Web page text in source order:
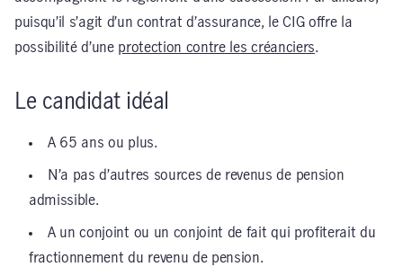
puisqu’il s’agit d’un contrat d’assurance, le CIG offre la
possibilité d’une protection contre les créanciers.
Le candidat idéal
A 65 ans ou plus.
N’a pas d’autres sources de revenus de pension
admissible.
A un conjoint ou un conjoint de fait qui profiterait du
fractionnement du revenu de pension.